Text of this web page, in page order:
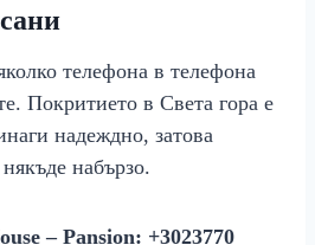
телефона в телефона
Покритието в Света гора е
надеждно, затова
набързо.
– Pansion: +3023770